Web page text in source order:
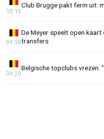
Club Brugge pakt ferm uit:
10:15
De Meyer speelt open kaart
transfers
09:38
Belgische topclubs vrezen:
09:20